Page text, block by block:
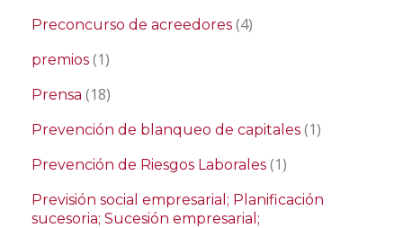
Preconcurso de acreedores (4)
premios (1)
Prensa (18)
Prevención de blanqueo de capitales (1)
Prevención de Riesgos Laborales (1)
Previsión social empresarial; Planificación
sucesoria; Sucesión empresarial;